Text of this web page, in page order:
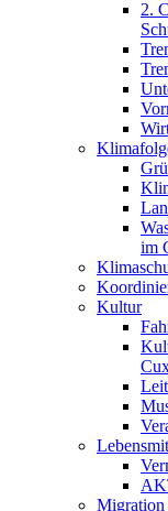
2.
im
Kultur
Migration